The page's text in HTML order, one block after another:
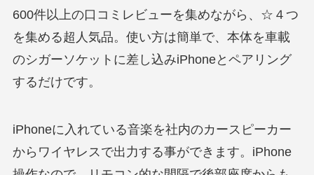
600件以上の口コミレビューを集めながら、☆４つ
を集める超人気品。使い方は簡単で、本体を車載
のシガーソケットに差し込みiPhoneとペアリング
するだけです。
iPhoneに入れている音楽を社内のカースピーカー
からワイヤレスで出力する事ができます。iPhone